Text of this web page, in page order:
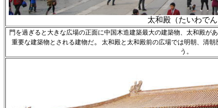
太和殿（たいわで
門を過ぎると大きな広場の正面に中国木造建築最大の建築物、太和殿が
重要な建築物とされる建物だ。 太和殿と太和殿前の広場では明朝、清
う。